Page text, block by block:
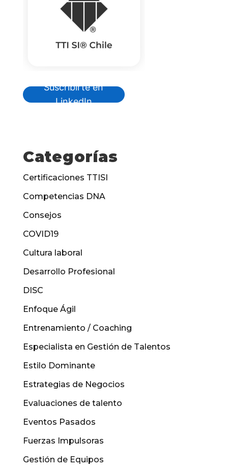
Suscribirte en
LinkedIn
Categorías
Certificaciones TTISI
Competencias DNA
Consejos
COVID19
Cultura laboral
Desarrollo Profesional
DISC
Enfoque Ágil
Entrenamiento / Coaching
Especialista en Gestión de Talentos
Estilo Dominante
Estrategias de Negocios
Evaluaciones de talento
Eventos Pasados
Fuerzas Impulsoras
Gestión de Equipos